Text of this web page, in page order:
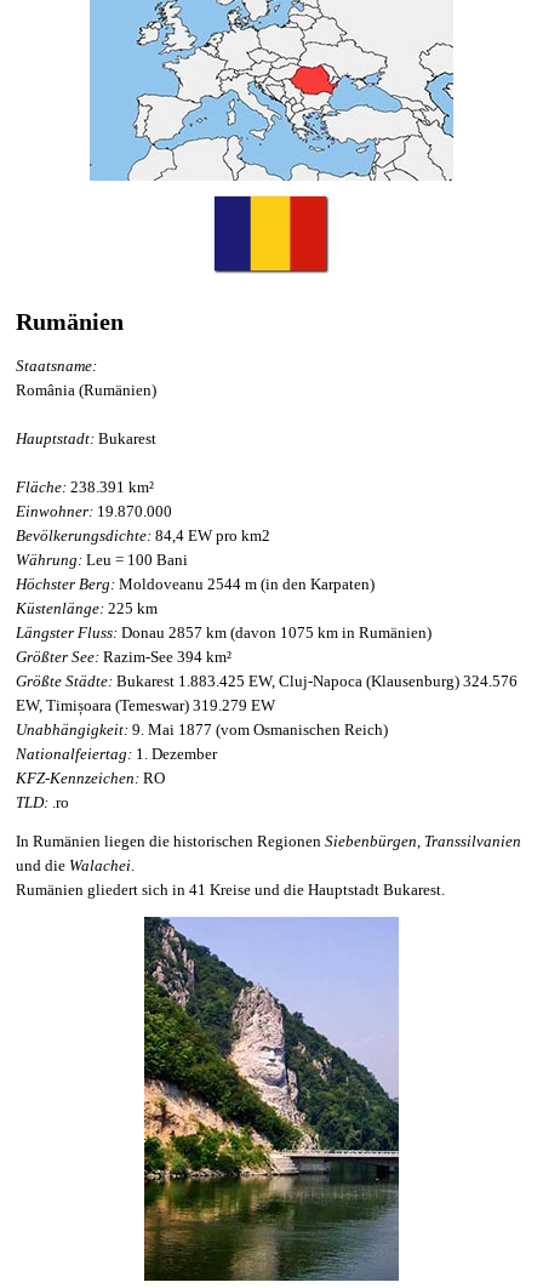
Rumänien
Staatsname:
România (Rumänien)
Hauptstadt: Bukarest
Fläche: 238.391 km²
Einwohner: 19.870.000
Bevölkerungsdichte: 84,4 EW pro km2
Währung: Leu = 100 Bani
Höchster Berg: Moldoveanu 2544 m (in den Karpaten)
Küstenlänge: 225 km
Längster Fluss: Donau 2857 km (davon 1075 km in Rumänien)
Größter See: Razim-See 394 km²
Größte Städte: Bukarest 1.883.425 EW, Cluj-Napoca (Klausenburg) 324.576
EW, Timișoara (Temeswar) 319.279 EW
Unabhängigkeit: 9. Mai 1877 (vom Osmanischen Reich)
Nationalfeiertag: 1. Dezember
KFZ-Kennzeichen: RO
TLD: .ro
In Rumänien liegen die historischen Regionen Siebenbürgen, Transsilvanien
und die Walachei.
Rumänien gliedert sich in 41 Kreise und die Hauptstadt Bukarest.